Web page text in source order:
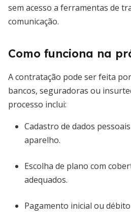
sem acesso a ferramentas de
comunicação.
Como funciona na
A contratação pode ser feita
bancos, seguradoras ou
processo inclui:
Cadastro de dados
aparelho.
Escolha de plano com
adequados.
Pagamento inicial ou